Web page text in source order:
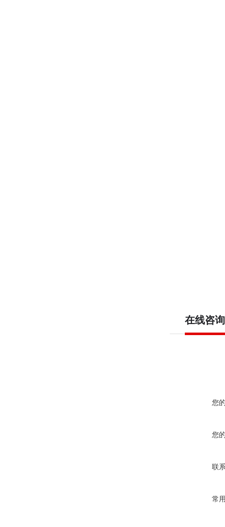
在线咨询
您
您
联
常